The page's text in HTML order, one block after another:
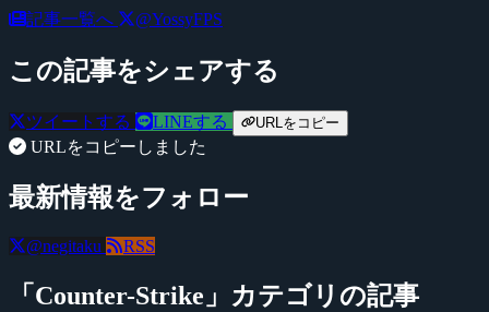
記事一覧へ @YossyFPS
この記事をシェアする
ツイートする LINEする URLをコピー
URLをコピーしました
最新情報をフォロー
@negitaku RSS
「Counter-Strike」カテゴリの記事